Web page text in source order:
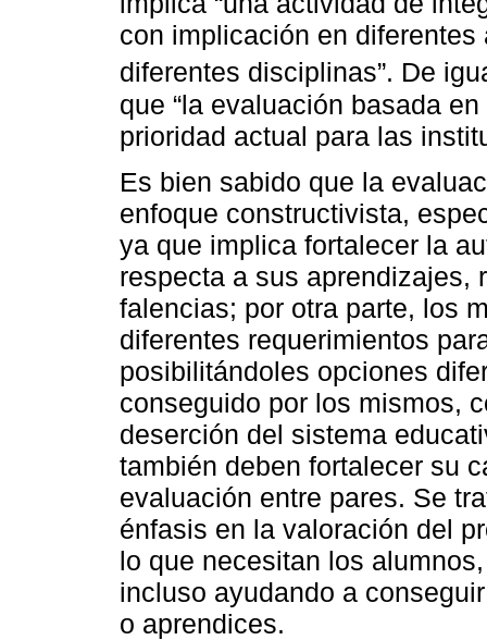
con implicación en
diferentes disciplinas”. De
que “la evaluación basada
prioridad actual para las
Es bien sabido que la
enfoque constructivista,
ya que implica fortalecer la
respecta a sus aprendizajes,
falencias; por otra parte, los
diferentes requerimientos
posibilitándoles opciones
conseguido por los mismos,
deserción del sistema
también deben fortalecer su
evaluación entre pares. Se
énfasis en la valoración del
lo que necesitan los
incluso ayudando a
o aprendices.